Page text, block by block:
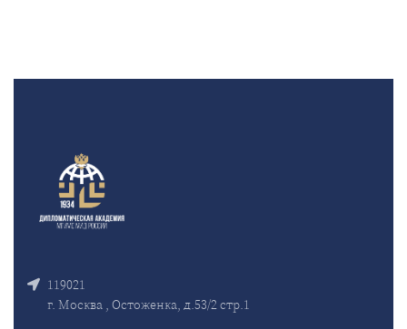
119021
г. Москва , Остоженка, д.53/2 стр.1